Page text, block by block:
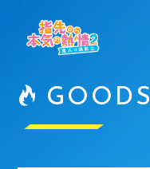
GOODS